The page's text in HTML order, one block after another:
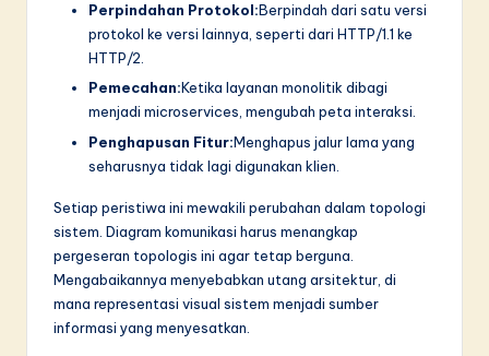
Perpindahan Protokol:Berpindah dari satu versi
protokol ke versi lainnya, seperti dari HTTP/1.1 ke
HTTP/2.
Pemecahan:Ketika layanan monolitik dibagi
menjadi microservices, mengubah peta interaksi.
Penghapusan Fitur:Menghapus jalur lama yang
seharusnya tidak lagi digunakan klien.
Setiap peristiwa ini mewakili perubahan dalam topologi
sistem. Diagram komunikasi harus menangkap
pergeseran topologis ini agar tetap berguna.
Mengabaikannya menyebabkan utang arsitektur, di
mana representasi visual sistem menjadi sumber
informasi yang menyesatkan.